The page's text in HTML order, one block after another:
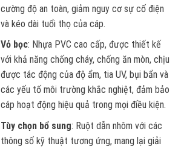
cường độ an toàn, giảm nguy cơ sự cố điện
và kéo dài tuổi thọ của cáp.
Vỏ bọc: Nhựa PVC cao cấp, được thiết kế
với khả năng chống cháy, chống ăn mòn, chịu
được tác động của độ ẩm, tia UV, bụi bẩn và
các yếu tố môi trường khắc nghiệt, đảm bảo
cáp hoạt động hiệu quả trong mọi điều kiện.
Tùy chọn bổ sung: Ruột dẫn nhôm với các
thông số kỹ thuật tương ứng, mang lại giải